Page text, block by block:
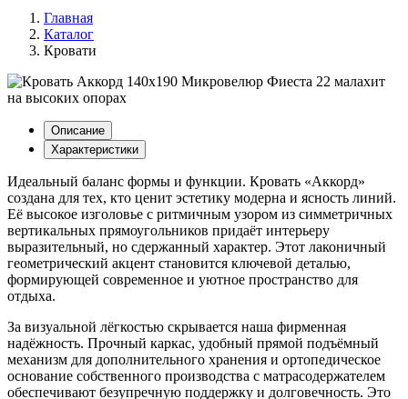
Главная
Каталог
Кровати
Описание
Характеристики
Идеальный баланс формы и функции. Кровать «Аккорд»
создана для тех, кто ценит эстетику модерна и ясность линий.
Её высокое изголовье с ритмичным узором из симметричных
вертикальных прямоугольников придаёт интерьеру
выразительный, но сдержанный характер. Этот лаконичный
геометрический акцент становится ключевой деталью,
формирующей современное и уютное пространство для
отдыха.
За визуальной лёгкостью скрывается наша фирменная
надёжность. Прочный каркас, удобный прямой подъёмный
механизм для дополнительного хранения и ортопедическое
основание собственного производства с матрасодержателем
обеспечивают безупречную поддержку и долговечность. Это